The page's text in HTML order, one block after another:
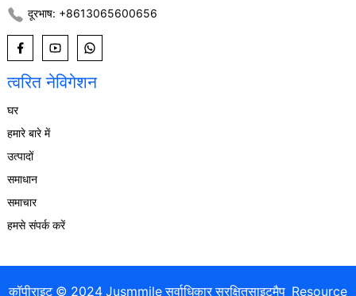
दूरभाष: +8613065600656
त्वरित नेविगेशन
घर
हमारे बारे में
उत्पादों
समाधान
समाचार
हमसे संपर्क करें
कॉपीराइट © 2024 Jusmmile सर्वाधिकार सुरक्षितसाइटमैप Resource